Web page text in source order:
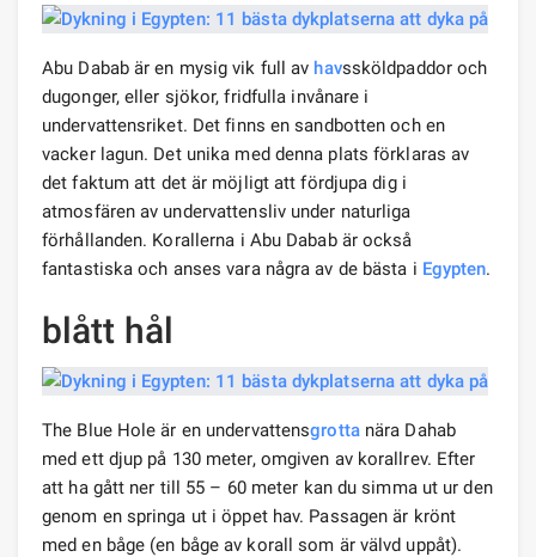
Abu Dabab är en mysig vik full av havssköldpaddor och
dugonger, eller sjökor, fridfulla invånare i
undervattensriket. Det finns en sandbotten och en
vacker lagun. Det unika med denna plats förklaras av
det faktum att det är möjligt att fördjupa dig i
atmosfären av undervattensliv under naturliga
förhållanden. Korallerna i Abu Dabab är också
fantastiska och anses vara några av de bästa i Egypten.
blått hål
The Blue Hole är en undervattensgrottanära Dahab
med ett djup på 130 meter, omgiven av korallrev. Efter
att ha gått ner till 55 – 60 meter kan du simma ut ur den
genom en springa ut i öppet hav. Passagen är krönt
med en båge (en båge av korall som är välvd uppåt).